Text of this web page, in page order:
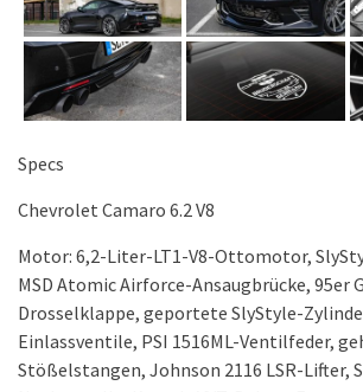
Specs
Chevrolet Camaro 6.2 V8
Motor: 6,2-Liter-LT1-V8-Ottomotor,
Drosselklappe, geportete SlyStyle-
Einlassventile, PSI 1516ML-Ventilfeder,
Stößelstangen, Johnson 2116 LSR-Lifter,
Nockenwelle, Katech-VVT-Delete-
Trunnion-Kit, CR5-Steuerkette, Katech-